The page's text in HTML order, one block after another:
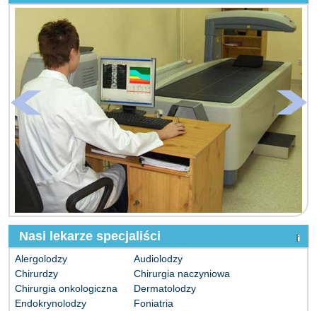
Nasi lekarze specjaliści
Alergolodzy
Audiolodzy
Chirurdzy
Chirurgia naczyniowa
Chirurgia onkologiczna
Dermatolodzy
Endokrynolodzy
Foniatria